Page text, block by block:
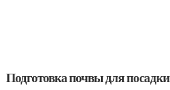
Подготовка почвы для посадки